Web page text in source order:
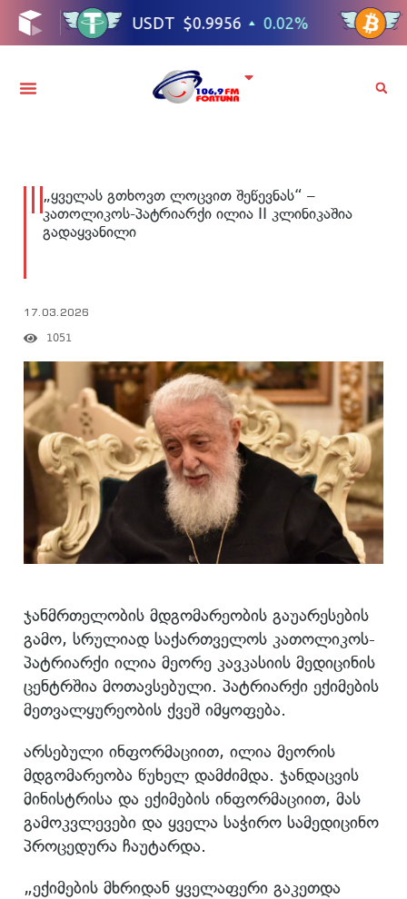
„ყველას გთხოვთ ლოცვით შეწევნას“ –
კათოლიკოს-პატრიარქი ილია II კლინიკაშია
გადაყვანილი
17.03.2026
1051
ჯანმრთელობის მდგომარეობის გაუარესების
გამო, სრულიად საქართველოს კათოლიკოს-
პატრიარქი ილია მეორე კავკასიის მედიცინის
ცენტრშია მოთავსებული. პატრიარქი ექიმების
მეთვალყურეობის ქვეშ იმყოფება.
არსებული ინფორმაციით, ილია მეორის
მდგომარეობა წუხელ დამძიმდა. ჯანდაცვის
მინისტრისა და ექიმების ინფორმაციით, მას
გამოკვლევები და ყველა საჭირო სამედიცინო
პროცედურა ჩაუტარდა.
„ექიმების მხრიდან ყველაფერი გაკეთდა